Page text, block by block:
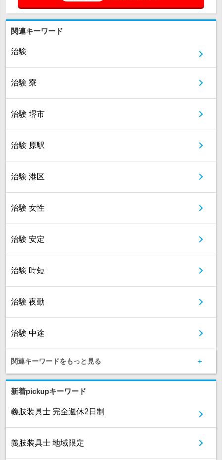
関連キーワード
治験
治験 寮
治験 堺市
治験 原駅
治験 港区
治験 女性
治験 安定
治験 時短
治験 夜勤
治験 中途
関連キーワードをもっと見る
新着pickupキーワード
義肢装具士 完全週休2日制
義肢装具士 地域限定